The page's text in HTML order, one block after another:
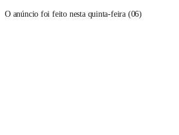
O anúncio foi feito nesta quinta-feira (06)